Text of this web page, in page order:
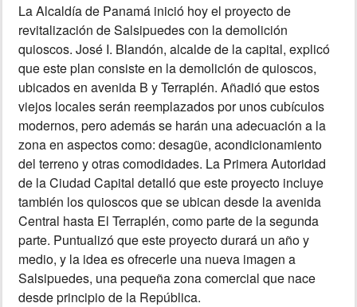
INSÓLITAS
MULTIMEDIA
IMPRESO
La Alcaldía de Panamá inició hoy el proyecto de
revitalización de Salsipuedes con la demolición
quioscos. José I. Blandón, alcalde de la capital, explicó
que este plan consiste en la demolición de quioscos,
ubicados en avenida B y Terraplén. Añadió que estos
viejos locales serán reemplazados por unos cubículos
modernos, pero además se harán una adecuación a la
zona en aspectos como: desagüe, acondicionamiento
del terreno y otras comodidades. La Primera Autoridad
de la Ciudad Capital detalló que este proyecto incluye
también los quioscos que se ubican desde la avenida
Central hasta El Terraplén, como parte de la segunda
parte. Puntualizó que este proyecto durará un año y
medio, y la idea es ofrecerle una nueva imagen a
Salsipuedes, una pequeña zona comercial que nace
desde principio de la República.